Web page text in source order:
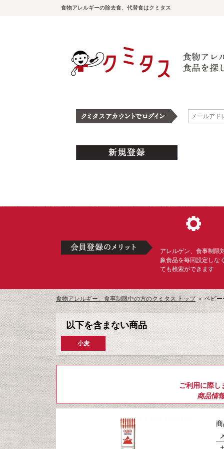
食物アレルギーの除去食、代替食はクミタス
アレルゲン、食事制限
象食品を毎回設定しな
ても検索ができます
食物アレルギー、食事制限中の方のクミタス トップ＞ベビー
以下を含まない商品
小麦
ご利用に際し
商品情